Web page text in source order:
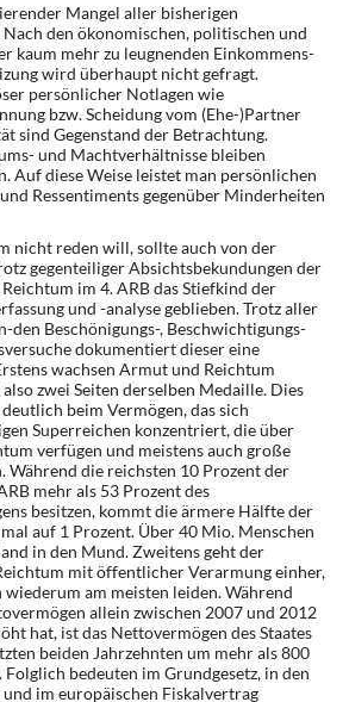
Mangel aller bisherigen
den öko­nomischen, politischen und
kaum mehr zu leugnenden Einkom­mens-
wird überhaupt nicht gefragt.
persönlicher Notlagen wie
bzw. Scheidung vom (Ehe-)Partner
sind Gegenstand der Betrachtung.
und Machtverhältnisse bleiben
Auf diese Weise leistet man persönlichen
Ressentiments gegenüber Minderheiten
nicht reden will, sollte auch von der
gegen­teiliger Absichtsbekundungen der
im 4. ARB das Stiefkind der
und -analyse geblieben. Trotz aller
den Beschönigungs-, Beschwichtigungs-
dokumentiert die­ser eine
wachsen Armut und Reichtum
zwei Seiten derselben Medaille. Dies
beim Vermögen, das sich
Superreichen konzentriert, die über
verfügen und meistens auch große
Während die reichsten 10 Pro­zent der
mehr als 53 Prozent des
besit­zen, kommt die ärmere Hälfte der
auf 1 Prozent. Über 40 Mio. Menschen
in den Mund. Zweitens geht der
mit öffentlicher Verarmung einher,
am meisten leiden. Während
allein zwischen 2007 und 2012
hat, ist das Nettovermögen des Staates
beiden Jahrzehnten um mehr als 800
Folglich bedeuten im Grundgesetz, in den
und im europäischen Fiskalvertrag